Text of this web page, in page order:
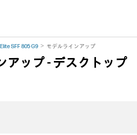
SFF 805 G9 モデルラインアップ
アップ - デスクトップ